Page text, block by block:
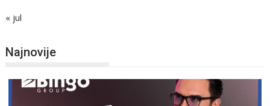
« jul
Najnovije